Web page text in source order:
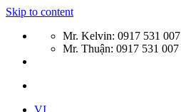
Skip to content
Mr. Kelvin: 0917 531 007
Mr. Thuận: 0917 531 007
VI